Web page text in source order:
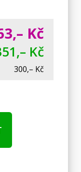
Kč
Kč
300,– Kč